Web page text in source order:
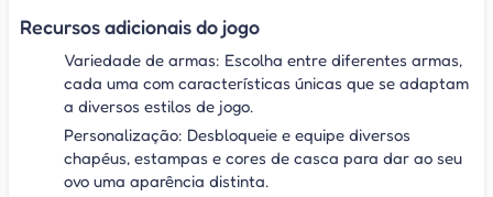
Recursos adicionais do jogo
Variedade de armas: Escolha entre diferentes armas,
cada uma com características únicas que se adaptam
a diversos estilos de jogo.
Personalização: Desbloqueie e equipe diversos
chapéus, estampas e cores de casca para dar ao seu
ovo uma aparência distinta.